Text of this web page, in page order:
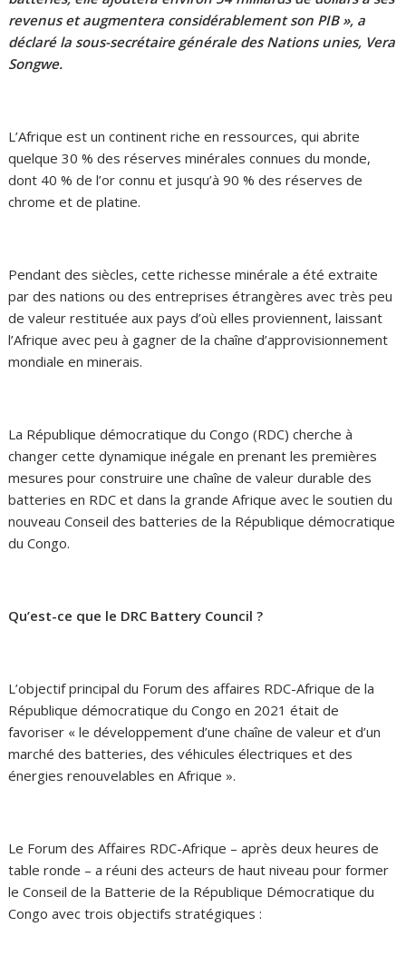
revenus et augmentera considérablement son PIB », a
déclaré la sous-secrétaire générale des Nations unies, Vera
Songwe.
L’Afrique est un continent riche en ressources, qui abrite
quelque 30 % des réserves minérales connues du monde,
dont 40 % de l’or connu et jusqu’à 90 % des réserves de
chrome et de platine.
Pendant des siècles, cette richesse minérale a été extraite
par des nations ou des entreprises étrangères avec très peu
de valeur restituée aux pays d’où elles proviennent, laissant
l’Afrique avec peu à gagner de la chaîne d’approvisionnement
mondiale en minerais.
La République démocratique du Congo (RDC) cherche à
changer cette dynamique inégale en prenant les premières
mesures pour construire une chaîne de valeur durable des
batteries en RDC et dans la grande Afrique avec le soutien du
nouveau Conseil des batteries de la République démocratique
du Congo.
Qu’est-ce que le DRC Battery Council ?
L’objectif principal du Forum des affaires RDC-Afrique de la
République démocratique du Congo en 2021 était de
favoriser « le développement d’une chaîne de valeur et d’un
marché des batteries, des véhicules électriques et des
énergies renouvelables en Afrique ».
Le Forum des Affaires RDC-Afrique – après deux heures de
table ronde – a réuni des acteurs de haut niveau pour former
le Conseil de la Batterie de la République Démocratique du
Congo avec trois objectifs stratégiques :